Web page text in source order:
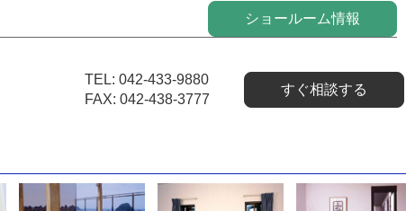
ショールーム情報
TEL: 042-433-9880
FAX: 042-438-3777
すぐ相談する